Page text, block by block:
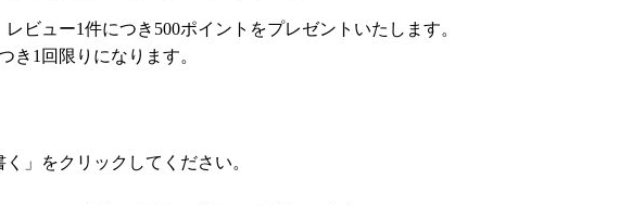
ビュー1件につき500ポイントをプレゼントいたします。
き1回限りになります。
」をクリックしてください。